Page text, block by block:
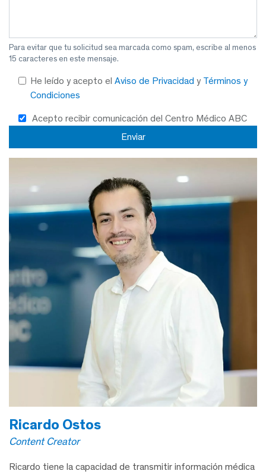
Para evitar que tu solicitud sea marcada como spam, escribe al menos
15 caracteres en este mensaje.
He leído y acepto el Aviso de Privacidad y Términos y
Condiciones
Acepto recibir comunicación del Centro Médico ABC
Ricardo Ostos
Content Creator
Ricardo tiene la capacidad de transmitir información médica